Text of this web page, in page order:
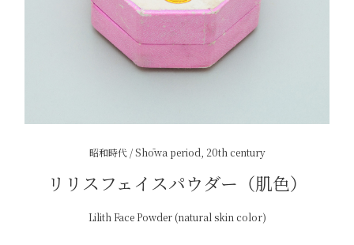
昭和時代 / Shōwa period, 20th century
リリスフェイスパウダー（肌色）
Lilith Face Powder (natural skin color)